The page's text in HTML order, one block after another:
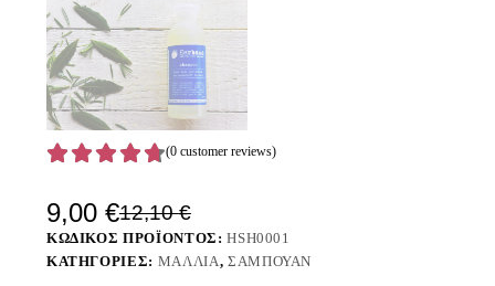
(0customer reviews)
12,10€
9,00 €
ΚΩΔΙΚΌΣ ΠΡΟΪΌΝΤΟΣ:HSH0001
ΚΑΤΗΓΟΡΊΕΣ: ΜΑΛΛΙΆ, ΣΑΜΠΟΥΆΝ